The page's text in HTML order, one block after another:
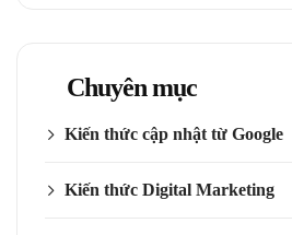
Chuyên mục
Kiến thức cập nhật từ Google
Kiến thức Digital Marketing